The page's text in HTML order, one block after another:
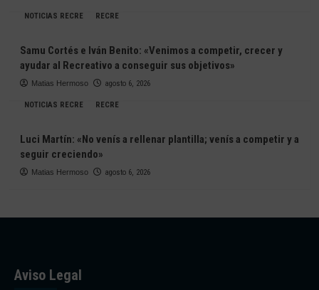
NOTICIAS RECRE RECRE
Samu Cortés e Iván Benito: «Venimos a competir, crecer y
ayudar al Recreativo a conseguir sus objetivos»
Matias Hermoso agosto 6, 2026
NOTICIAS RECRE RECRE
Luci Martín: «No venís a rellenar plantilla; venís a competir y a
seguir creciendo»
Matias Hermoso agosto 6, 2026
Aviso Legal